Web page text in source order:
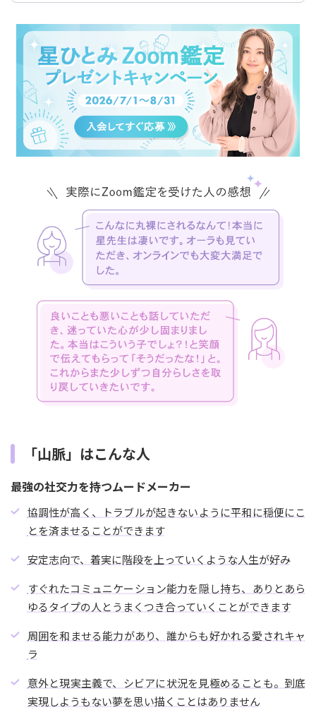
「山脈」はこんな人
最強の社交力を持つムードメーカー
協調性が高く、トラブルが起きないように平和に穏便にこ
とを済ませることができます
安定志向で、着実に階段を上っていくような人生が好み
すぐれたコミュニケーション能力を隠し持ち、ありとあら
ゆるタイプの人とうまくつき合っていくことができます
周囲を和ませる能力があり、誰からも好かれる愛されキャ
ラ
意外と現実主義で、シビアに状況を見極めることも。到底
実現しようもない夢を思い描くことはありません